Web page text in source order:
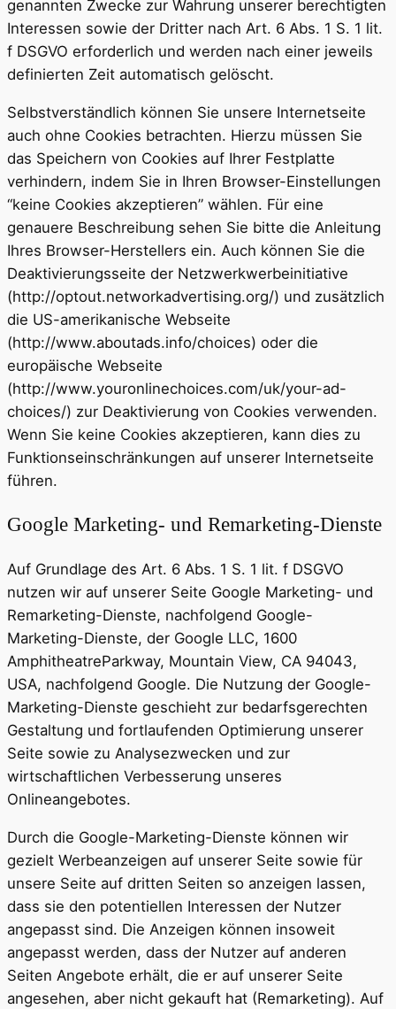
genannten Zwecke zur Wahrung unserer berechtigten
Interessen sowie der Dritter nach Art. 6 Abs. 1 S. 1 lit.
f DSGVO erforderlich und werden nach einer jeweils
definierten Zeit automatisch gelöscht.
Selbstverständlich können Sie unsere Internetseite
auch ohne Cookies betrachten. Hierzu müssen Sie
das Speichern von Cookies auf Ihrer Festplatte
verhindern, indem Sie in Ihren Browser-Einstellungen
“keine Cookies akzeptieren” wählen. Für eine
genauere Beschreibung sehen Sie bitte die Anleitung
Ihres Browser-Herstellers ein. Auch können Sie die
Deaktivierungsseite der Netzwerkwerbeinitiative
(http://optout.networkadvertising.org/) und zusätzlich
die US-amerikanische Webseite
(http://www.aboutads.info/choices) oder die
europäische Webseite
(http://www.youronlinechoices.com/uk/your-ad-
choices/) zur Deaktivierung von Cookies verwenden.
Wenn Sie keine Cookies akzeptieren, kann dies zu
Funktionseinschränkungen auf unserer Internetseite
führen.
Google Marketing- und Remarketing-Dienste
Auf Grundlage des Art. 6 Abs. 1 S. 1 lit. f DSGVO
nutzen wir auf unserer Seite Google Marketing- und
Remarketing-Dienste, nachfolgend Google-
Marketing-Dienste, der Google LLC, 1600
AmphitheatreParkway, Mountain View, CA 94043,
USA, nachfolgend Google. Die Nutzung der Google-
Marketing-Dienste geschieht zur bedarfsgerechten
Gestaltung und fortlaufenden Optimierung unserer
Seite sowie zu Analysezwecken und zur
wirtschaftlichen Verbesserung unseres
Onlineangebotes.
Durch die Google-Marketing-Dienste können wir
gezielt Werbeanzeigen auf unserer Seite sowie für
unsere Seite auf dritten Seiten so anzeigen lassen,
dass sie den potentiellen Interessen der Nutzer
angepasst sind. Die Anzeigen können insoweit
angepasst werden, dass der Nutzer auf anderen
Seiten Angebote erhält, die er auf unserer Seite
angesehen, aber nicht gekauft hat (Remarketing). Auf